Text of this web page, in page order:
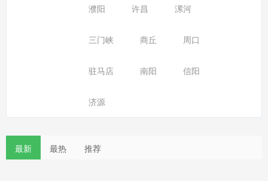
濮阳 许昌 漯河
三门峡 商丘 周口
驻马店 南阳 信阳
济源
最新 最热 推荐